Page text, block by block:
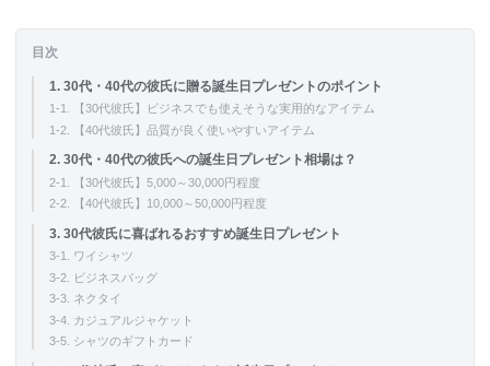
目次
1. 30代・40代の彼氏に贈る誕生日プレゼントのポイント
1-1. 【30代彼氏】ビジネスでも使えそうな実用的なアイテム
1-2. 【40代彼氏】品質が良く使いやすいアイテム
2. 30代・40代の彼氏への誕生日プレゼント相場は？
2-1. 【30代彼氏】5,000～30,000円程度
2-2. 【40代彼氏】10,000～50,000円程度
3. 30代彼氏に喜ばれるおすすめ誕生日プレゼント
3-1. ワイシャツ
3-2. ビジネスバッグ
3-3. ネクタイ
3-4. カジュアルジャケット
3-5. シャツのギフトカード